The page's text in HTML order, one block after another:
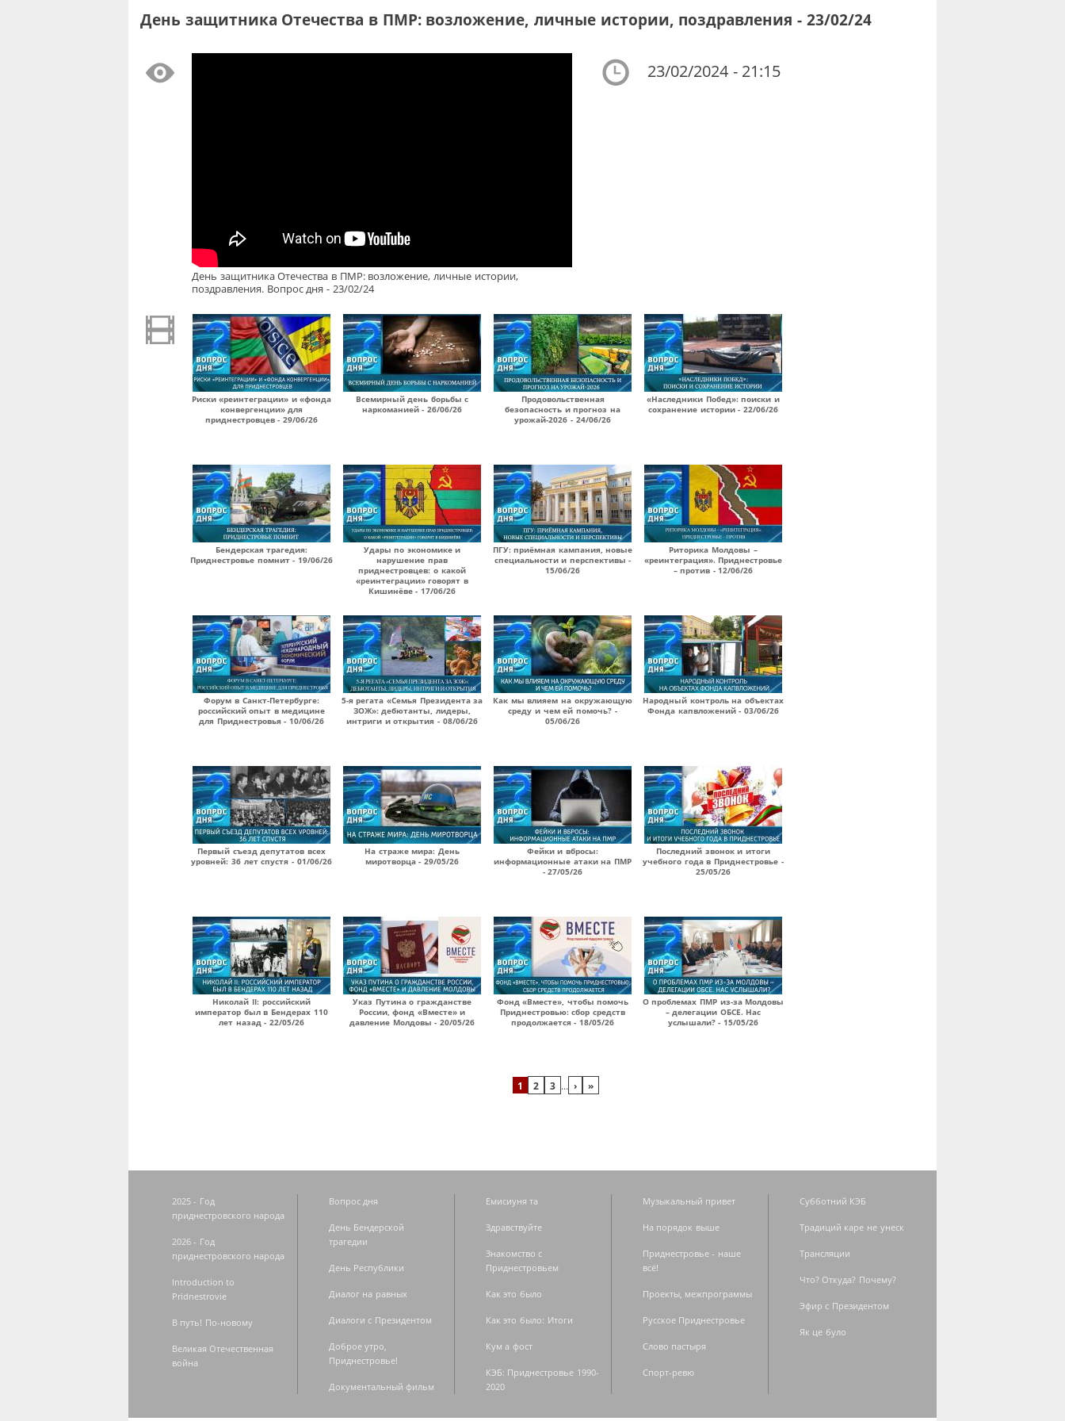
День защитника Отечества в ПМР: возложение, личные истории, поздравления - 23/02/24
День защитника Отечества в ПМР: возложение, личные истории,
поздравления. Вопрос дня - 23/02/24
23/02/2024 - 21:15
Риски «реинтеграции» и «фонда
конвергенции» для
приднестровцев - 29/06/26
Всемирный день борьбы с
наркоманией - 26/06/26
Продовольственная
безопасность и прогноз на
урожай-2026 - 24/06/26
«Наследники Побед»: поиски и
сохранение истории - 22/06/26
Бендерская трагедия:
Приднестровье помнит - 19/06/26
Удары по экономике и
нарушение прав
приднестровцев: о какой
«реинтеграции» говорят в
Кишинёве - 17/06/26
ПГУ: приёмная кампания, новые
специальности и перспективы -
15/06/26
Риторика Молдовы –
«реинтеграция». Приднестровье
– против - 12/06/26
Форум в Санкт-Петербурге:
российский опыт в медицине
для Приднестровья - 10/06/26
5-я регата «Семья Президента за
ЗОЖ»: дебютанты, лидеры,
интриги и открытия - 08/06/26
Как мы влияем на окружающую
среду и чем ей помочь? -
05/06/26
Народный контроль на объектах
Фонда капвложений - 03/06/26
Первый съезд депутатов всех
уровней: 36 лет спустя - 01/06/26
На страже мира: День
миротворца - 29/05/26
Фейки и вбросы:
информационные атаки на ПМР
- 27/05/26
Последний звонок и итоги
учебного года в Приднестровье -
25/05/26
Николай II: российский
император был в Бендерах 110
лет назад - 22/05/26
Указ Путина о гражданстве
России, фонд «Вместе» и
давление Молдовы - 20/05/26
Фонд «Вместе», чтобы помочь
Приднестровью: сбор средств
продолжается - 18/05/26
О проблемах ПМР из-за Молдовы
– делегации ОБСЕ. Нас
услышали? - 15/05/26
1 2 3 … › »
2025 - Год
приднестровского народа
2026 - Год
приднестровского народа
Introduction to
Pridnestrovie
В путь! По-новому
Великая Отечественная
война
Вопрос дня
День Бендерской
трагедии
День Республики
Диалог на равных
Диалоги с Президентом
Доброе утро,
Приднестровье!
Документальный фильм
Емисиуня та
Здравствуйте
Знакомство с
Приднестровьем
Как это было
Как это было: Итоги
Кум а фост
КЭБ: Приднестровье 1990-
2020
Музыкальный привет
На порядок выше
Приднестровье - наше
всё!
Проекты, межпрограммы
Русское Приднестровье
Слово пастыря
Спорт-ревю
Субботний КЭБ
Традиций каре не унеск
Трансляции
Что? Откуда? Почему?
Эфир с Президентом
Як це було